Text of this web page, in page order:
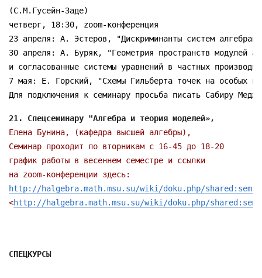
(С.М.Гусейн-Заде)
четверг, 18:30, zoom-конференция
23 апреля: А. Эстеров, "Дискриминанты систем
30 апреля: А. Буряк, "Геометрия пространств модулей
и согласованные системы уравнений в частных
7 мая: Е. Горский, "Схемы Гильберта точек на особых
Для подключения к семинару просьба писать Сабиру
Елена Бунина, (кафедра высшей алгебры),
график работы в весеннем семестре и ссылки
http://halgebra.math.msu.su/wiki/doku.php/
<http://halgebra.math.msu.su/wiki/doku.php/
СПЕЦКУРСЫ